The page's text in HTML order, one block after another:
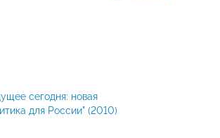
сегодня: новая
для России" (2010)